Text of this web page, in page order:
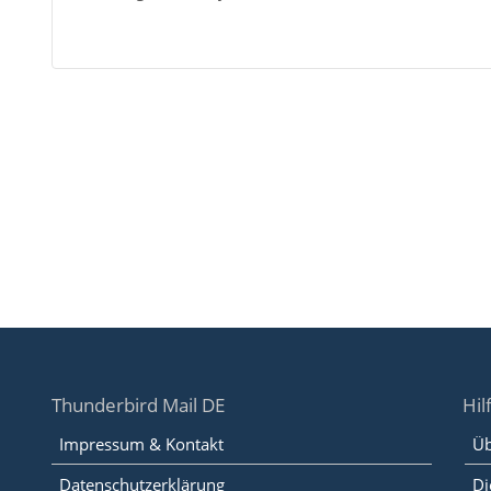
Thunderbird Mail DE
Impressum & Kontakt
Datenschutzerklärung